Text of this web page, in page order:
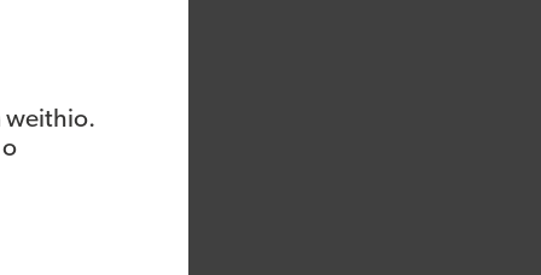
weithio.
Datblygu Cymru,
wedi cymryd
Nid yn unig